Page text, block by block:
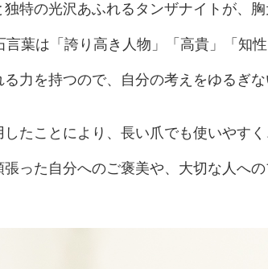
特の光沢あふれるタンザナイトが、胸
葉は「誇り高き人物」「高貴」「知
力を持つので、自分の考えをゆるぎ
たことにより、長い爪でも使いやすく
った自分へのご褒美や、大切な人へ